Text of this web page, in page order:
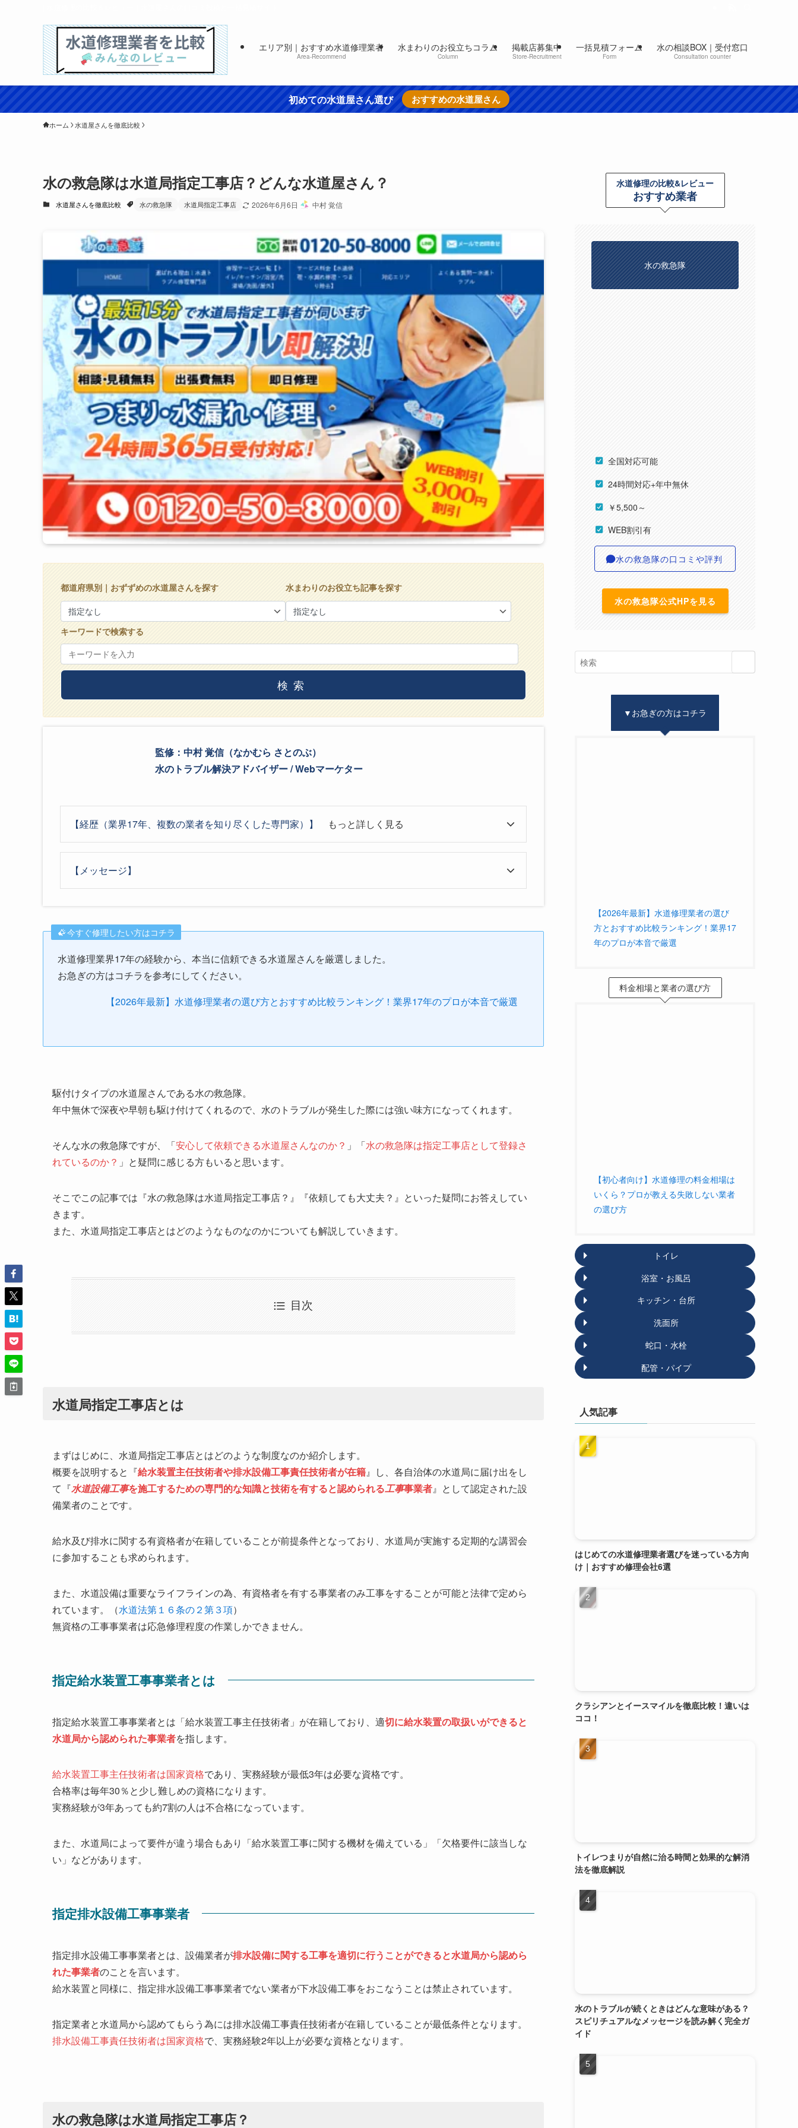
エリア別｜おすすめ水道修理業者
Area-Recommend
水まわりのお役立ちコラム
Column
掲載店募集中
Store-Recruitment
一括見積フォーム
Form
水の相談BOX｜受付窓口
Consultation counter
初めての水道屋さん選び おすすめの水道屋さん
ホーム 水道屋さんを徹底比較
水の救急隊は水道局指定工事店？どんな水道屋さん？
水道屋さんを徹底比較 水の救急隊 水道局指定工事店 2026年6月6日 中村 覚信
都道府県別｜おずずめの水道屋さんを探す 水まわりのお役立ち記事を探す
キーワードで検索する
検索
監修：中村 覚信（なかむら さとのぶ）
水のトラブル解決アドバイザー / Webマーケター
【経歴（業界17年、複数の業者を知り尽くした専門家）】 もっと詳しく見る
【メッセージ】
今すぐ修理したい方はコチラ
水道修理業界17年の経験から、本当に信頼できる水道屋さんを厳選しました。
お急ぎの方はコチラを参考にしてください。
【2026年最新】水道修理業者の選び方とおすすめ比較ランキング！業界17年のプロが本音で厳選
駆付けタイプの水道屋さんである水の救急隊。
年中無休で深夜や早朝も駆け付けてくれるので、水のトラブルが発生した際には強い味方になってくれます。
そんな水の救急隊ですが、「安心して依頼できる水道屋さんなのか？ 」「水の救急隊は指定工事店として登録さ
れているのか？ 」と疑問に感じる方もいると思います。
そこでこの記事では『水の救急隊は水道局指定工事店？』『依頼しても大丈夫？』といった疑問にお答えしてい
きます。
また、水道局指定工事店とはどのようなものなのかについても解説していきます。
目次
水道局指定工事店とは
まずはじめに、水道局指定工事店とはどのような制度なのか紹介します。
概要を説明すると『給水装置主任技術者や排水設備工事責任技術者が在籍』し、各自治体の水道局に届け出をし
て『水道設備工事を施工するための専門的な知識と技術を有すると認められる工事事業者』として認定された設
備業者のことです。
給水及び排水に関する有資格者が在籍していることが前提条件となっており、水道局が実施する定期的な講習会
に参加することも求められます。
また、水道設備は重要なライフラインの為、有資格者を有する事業者のみ工事をすることが可能と法律で定めら
れています。（水道法第１６条の２第３項）
無資格の工事事業者は応急修理程度の作業しかできません。
指定給水装置工事事業者とは
指定給水装置工事事業者とは「給水装置工事主任技術者」が在籍しており、適切に給水装置の取扱いができると
水道局から認められた事業者を指します。
給水装置工事主任技術者は国家資格であり、実務経験が最低3年は必要な資格です。
合格率は毎年30％と少し難しめの資格になります。
実務経験が3年あっても約7割の人は不合格になっています。
また、水道局によって要件が違う場合もあり「給水装置工事に関する機材を備えている」「欠格要件に該当しな
い」などがあります。
指定排水設備工事事業者
指定排水設備工事事業者とは、設備業者が排水設備に関する工事を適切に行うことができると水道局から認めら
れた事業者のことを言います。
給水装置と同様に、指定排水設備工事事業者でない業者が下水設備工事をおこなうことは禁止されています。
指定業者と水道局から認めてもらう為には排水設備工事責任技術者が在籍していることが最低条件となります。
排水設備工事責任技術者は国家資格で、実務経験2年以上が必要な資格となります。
水の救急隊は水道局指定工事店？
水道修理の比較&レビュー
おすすめ業者
水の救急隊
全国対応可能
24時間対応+年中無休
￥5,500～
WEB割引有
水の救急隊の口コミや評判
水の救急隊公式HPを見る
▼お急ぎの方はコチラ
【2026年最新】水道修理業者の選び
方とおすすめ比較ランキング！業界17
年のプロが本音で厳選
料金相場と業者の選び方
【初心者向け】水道修理の料金相場は
いくら？プロが教える失敗しない業者
の選び方
トイレ
浴室・お風呂
キッチン・台所
洗面所
蛇口・水栓
配管・パイプ
人気記事
はじめての水道修理業者選びを迷っている方向
け｜おすすめ修理会社6選
クラシアンとイースマイルを徹底比較！違いは
ココ！
トイレつまりが自然に治る時間と効果的な解消
法を徹底解説
水のトラブルが続くときはどんな意味がある？
スピリチュアルなメッセージを読み解く完全ガ
イド